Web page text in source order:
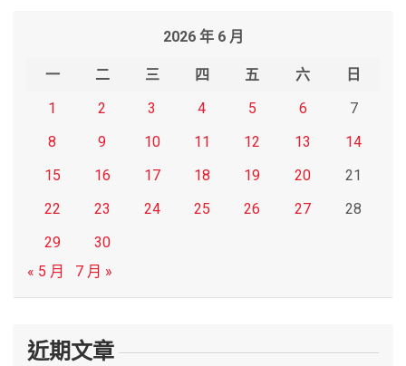
2026 年 6 月
一 二 三 四 五 六
日
1
2 3 4 5 6
7
8
9 10 11 12 13
14
15
16 17 18 19 20
21
22
23 24 25 26 27
28
29
30
« 5 月
7 月 »
近期文章